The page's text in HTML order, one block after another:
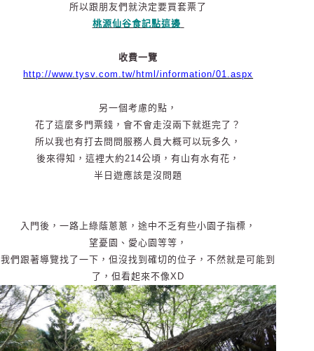
所以跟朋友們就決定要買套票了
桃源仙谷食記點這邊
收費一覽
http://www.tysv.com.tw/html/information/01.aspx
另一個考慮的點，
花了這麼多門票錢，會不會走沒兩下就逛完了？
所以我也有打去問問服務人員大概可以玩多久，
後來得知，這裡大約214公頃，有山有水有花，
半日遊應該是沒問題
入門後，一路上綠蔭蔥蔥，途中不乏有些小園子指標，
望憂園、愛心園等等，
我們跟著導覽找了一下，但沒找到確切的位子，不然就是可能到
了，但看起來不像XD